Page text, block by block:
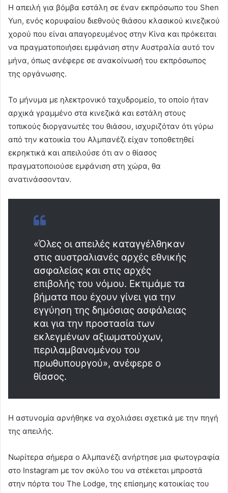
Η απειλή για βόμβα εστάλη σε έναν εκπρόσωπο του Shen
Yun, ενός κορυφαίου διεθνούς θιάσου κλασικού κινεζικού
χορού που είναι απαγορευμένος στην Κίνα και πρόκειται
να πραγματοποιήσει εμφάνιση στην Αυστραλία αυτό τον
μήνα, όπως ανέφερε σε ανακοίνωσή του εκπρόσωπος
της οργάνωσης.
Το μήνυμα με ηλεκτρονικό ταχυδρομείο, το οποίο ήταν
αρχικά γραμμένο στα κινεζικά και εστάλη στους
τοπικούς διοργανωτές του θιάσου, ισχυριζόταν ότι γύρω
από την κατοικία του Αλμπανέζι είχαν τοποθετηθεί
εκρηκτικά και απειλούσε ότι αν ο θίασος
πραγματοποιούσε εμφάνιση στη χώρα, θα
ανατινάσσονταν.
«Όλες οι απειλές καταγγέλθηκαν
στις αυστραλιανές αρχές εθνικής
ασφαλείας και στις αρχές
επιβολής του νόμου. Εκτιμάμε τα
βήματα που έχουν γίνει για την
εγγύηση της δημόσιας ασφάλειας
και για την προστασία των
εκλεγμένων αξιωματούχων,
περιλαμβανομένου του
πρωθυπουργού», ανέφερε ο
θίασος.
Η αστυνομία αρνήθηκε να σχολιάσει σχετικά με την πηγή
της απειλής.
Νωρίτερα σήμερα ο Αλμπανέζι ανήρτησε μια φωτογραφία
στο Instagram με τον σκύλο του να στέκεται μπροστά
στην πόρτα του The Lodge, της επίσημης κατοικίας του